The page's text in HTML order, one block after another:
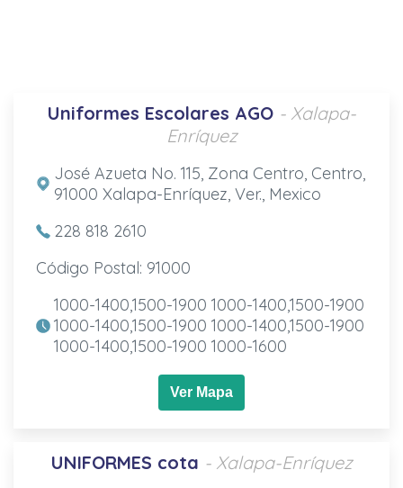
Uniformes Escolares AGO - Xalapa-
Enríquez
José Azueta No. 115, Zona Centro, Centro,
91000 Xalapa-Enríquez, Ver., Mexico
228 818 2610
Código Postal: 91000
1000-1400,1500-1900 1000-1400,1500-1900
1000-1400,1500-1900 1000-1400,1500-1900
1000-1400,1500-1900 1000-1600
Ver Mapa
UNIFORMES cota - Xalapa-Enríquez